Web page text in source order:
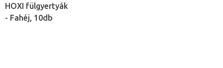
HOXI fülgyertyák
- Fahéj, 10db